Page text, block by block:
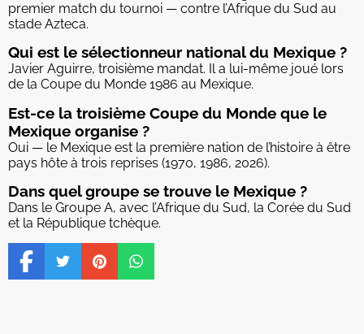
premier match du tournoi — contre l’Afrique du Sud au
stade Azteca.
Qui est le sélectionneur national du Mexique ?
Javier Aguirre, troisième mandat. Il a lui-même joué lors
de la Coupe du Monde 1986 au Mexique.
Est-ce la troisième Coupe du Monde que le
Mexique organise ?
Oui — le Mexique est la première nation de l’histoire à être
pays hôte à trois reprises (1970, 1986, 2026).
Dans quel groupe se trouve le Mexique ?
Dans le Groupe A, avec l’Afrique du Sud, la Corée du Sud
et la République tchèque.